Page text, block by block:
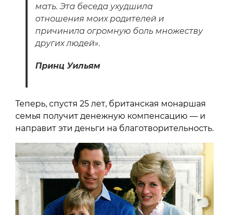
мать. Эта беседа ухудшила
отношения моих родителей и
причинила огромную боль множеству
других людей».
Принц Уильям
Теперь, спустя 25 лет, британская монаршая
семья получит денежную компенсацию — и
направит эти деньги на благотворительность.